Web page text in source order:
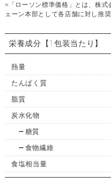
※「ローソン標準価格」とは、株
ェーン本部として各店舗に対し推
栄養成分 【1包装当たり】
熱量
たんぱく質
脂質
炭水化物
糖質
食物繊維
食塩相当量